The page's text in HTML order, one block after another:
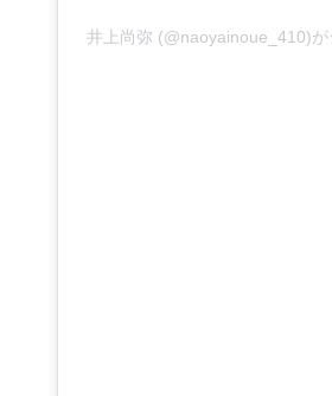
井上尚弥 (@naoyainoue_410)が